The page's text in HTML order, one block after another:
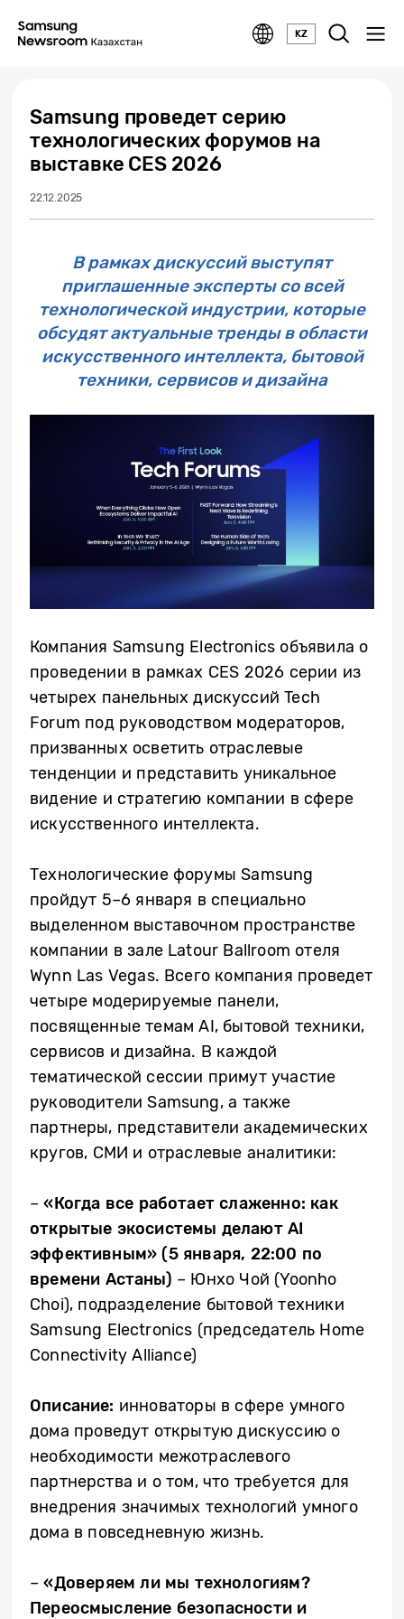
KZ
Samsung проведет серию
технологических форумов на
выставке CES 2026
22.12.2025
В рамках дискуссий выступят
приглашенные эксперты со всей
технологической индустрии, которые
обсудят актуальные тренды в области
искусственного интеллекта, бытовой
техники, сервисов и дизайна
Компания Samsung Electronics объявила о
проведении в рамках CES 2026 серии из
четырех панельных дискуссий Tech
Forum под руководством модераторов,
призванных осветить отраслевые
тенденции и представить уникальное
видение и стратегию компании в сфере
искусственного интеллекта.
​Технологические форумы Samsung
пройдут 5–6 января в специально
выделенном выставочном пространстве
компании в зале Latour Ballroom отеля
Wynn Las Vegas. Всего компания проведет
четыре модерируемые панели,
посвященные темам AI, бытовой техники,
сервисов и дизайна. В каждой
тематической сессии примут участие
руководители Samsung, а также
партнеры, представители академических
кругов, СМИ и отраслевые аналитики:
​–«Когда все работает слаженно: как
открытые экосистемы делаютAI
эффективным» (5 января, 22:00 по
времени Астаны) – Юнхо Чой (Yoonho
Choi), подразделение бытовой техники
Samsung Electronics (председатель Home
Connectivity Alliance)
Описание: инноваторы в сфере умного
дома проведут открытую дискуссию о
необходимости межотраслевого
партнерства и о том, что требуется для
внедрения значимых технологий умного
дома в повседневную жизнь.
​–«Доверяем ли мы технологиям?
Переосмысление безопасности и